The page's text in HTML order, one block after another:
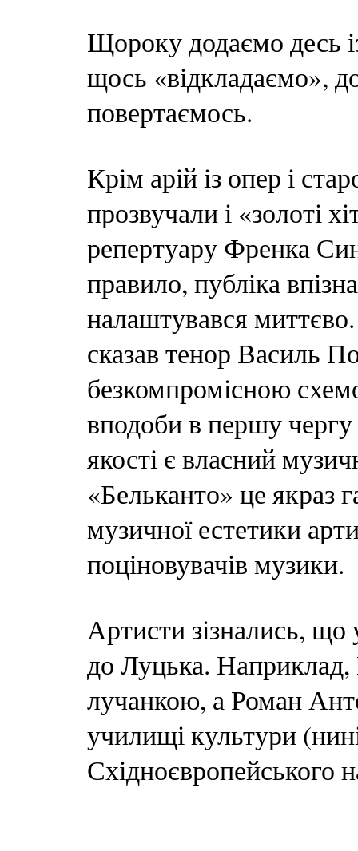
Щороку додаємо десь
щось «відкладаємо»,
повертаємось.
Крім арій із опер і
прозвучали і «золоті
репертуару Френка
правило, публіка
налаштувався
сказав тенор Василь
безкомпромісною
вподоби в першу
якості є власний
«Бельканто» це якраз
музичної естетики
поціновувачів музики.
Артисти зізнались, що
до Луцька.
лучанкою, а Роман
училищі культури
Східноєвропейського